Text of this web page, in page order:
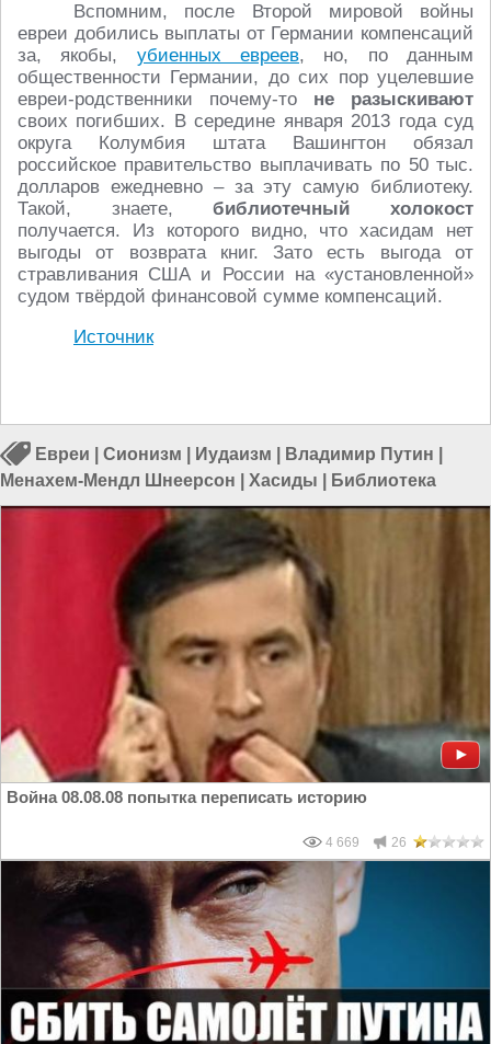
Вспомним, после Второй мировой войны
евреи добились выплаты от Германии компенсаций
за, якобы, убиенных евреев, но, по данным
общественности Германии, до сих пор уцелевшие
евреи-родственники почему-то не разыскивают
своих погибших. В середине января 2013 года суд
округа Колумбия штата Вашингтон обязал
российское правительство выплачивать по 50 тыс.
долларов ежедневно – за эту самую библиотеку.
Такой, знаете,библиотечный холокост
получается. Из которого видно, что хасидам нет
выгоды от возврата книг. Зато есть выгода от
стравливания США и России на «установленной»
судом твёрдой финансовой сумме компенсаций.
Источник
Евреи Сионизм Иудаизм Владимир Путин
Менахем-Мендл Шнеерсон
Хасиды Библиотека
Война 08.08.08 попытка переписать историю
4 669 26